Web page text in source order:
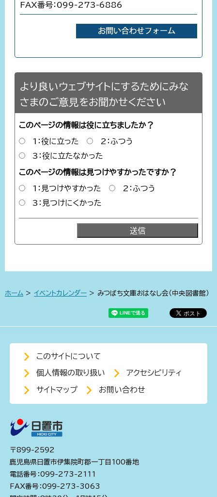
FAX番号：099-273-6886
より良いウェブサイトにするためにみな
さまのご意見をお聞かせください
このページの情報は役に立ちましたか？
1：役に立った
2：ふつう
3：役に立たなかった
このページの情報は見つけやすかったですか？
1：見つけやすかった
2：ふつう
3：見つけにくかった
ホーム > イベントカレンダー > みつばち文庫おはなし会（中央図書館）
このサイトについて
個人情報の取り扱い アクセシビリティ
サイトマップ お問い合わせ
〒899-2592
鹿児島県日置市伊集院町郡一丁目100番地
電話番号：099-273-2111
FAX番号：099-273-3063